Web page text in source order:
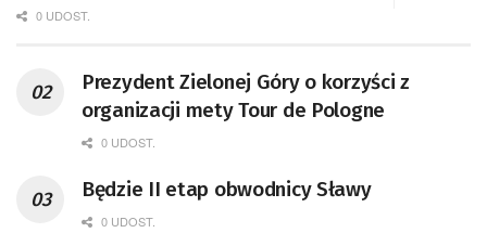
0 UDOST.
Prezydent Zielonej Góry o korzyści z
organizacji mety Tour de Pologne
0 UDOST.
Będzie II etap obwodnicy Sławy
0 UDOST.